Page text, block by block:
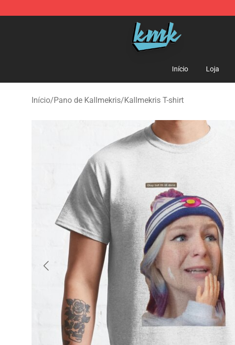
KallMeKris Store - Official KallMeKris Merchandise Shop
Início Loja
Início/Pano de Kallmekris/Kallmekris T-shirt